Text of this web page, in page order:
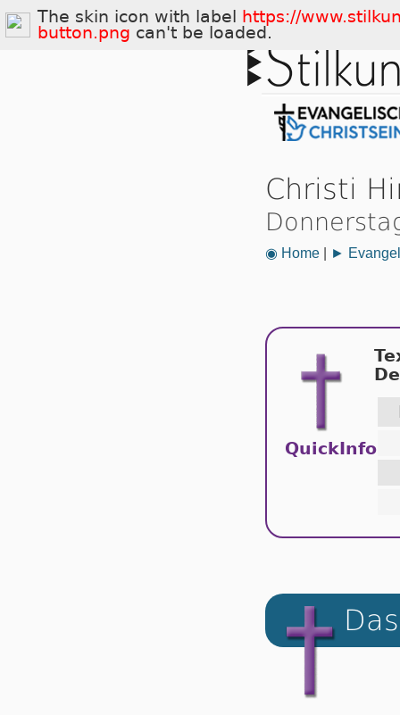
Christi
◉ Home| ►
QuickInfo
The skin icon with label
https://
button.png can't be loaded.